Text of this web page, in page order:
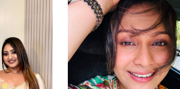
මෙ
න්
න
මේ
නි
සා